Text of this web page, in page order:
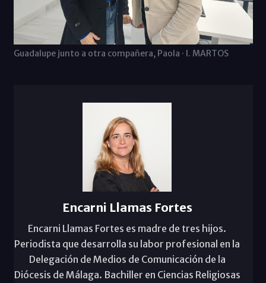
Guadalupe junto a otra compañera, Paola · I. MARTOS
Encarni Llamas Fortes
Encarni Llamas Fortes es madre de tres hijos.
Periodista que desarrolla su labor profesional en la
Delegación de Medios de Comunicación de la
Diócesis de Málaga. Bachiller en Ciencias Religiosas